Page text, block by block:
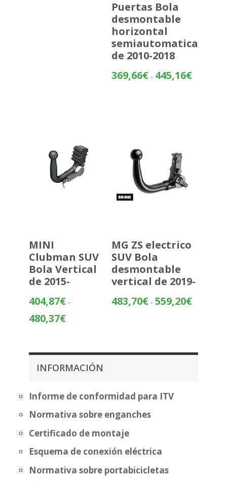
Puertas Bola
desmontable
horizontal
semiautomatica
de 2010-2018
369,66€ - 445,16€Rango
MINI
Clubman SUV
Bola Vertical
de 2015-
404,87€ -
480,37€Rango
hasta
MG ZS electrico
SUV Bola
desmontable
vertical de 2019-
483,70€ - 559,20€Rango
hasta
INFORMACIÓN
Informe de conformidad para ITV
Normativa sobre enganches
Certificado de montaje
Esquema de conexión eléctrica
Normativa sobre portabicicletas